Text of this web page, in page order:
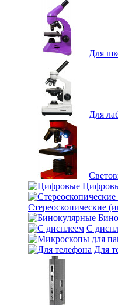
Для
Для
Стереоскопические
С
Для